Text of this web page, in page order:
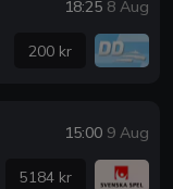
18:25 8 Aug
200 kr
15:00 9 Aug
5184 kr